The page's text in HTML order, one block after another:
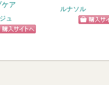
ケア
ュ
ルナソル